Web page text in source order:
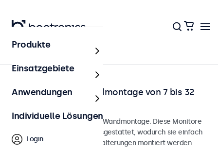
Startseite
Monitore für die Wandmontage von 7 bis 32
Monitore, entwickelt für die Wandmontage. Diese Monitore
sind mit VESA-Bohrungen ausgestattet, wodurch sie einfach
an universellen VESA-Wandhalterungen montiert werden
Produkte
Einsatzgebiete
Anwendungen
Individuelle Lösungen
Login